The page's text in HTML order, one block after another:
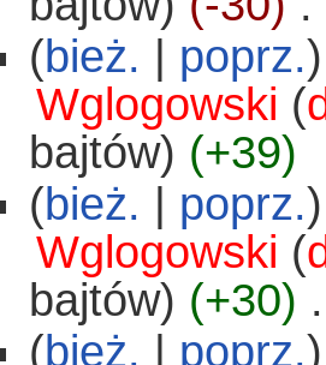
(bież. poprz.)
Wglogowski (
bajtów) (+39)
(bież. poprz.)
Wglogowski (
bajtów) (+30)
(bież. poprz.)